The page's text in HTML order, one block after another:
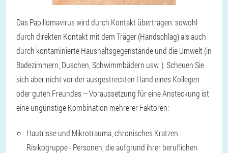
Das Papillomavirus wird durch Kontakt übertragen: sowohl
durch direkten Kontakt mit dem Träger (Handschlag) als auch
durch kontaminierte Haushaltsgegenstände und die Umwelt (in
Badezimmern, Duschen, Schwimmbädern usw. ). Scheuen Sie
sich aber nicht vor der ausgestreckten Hand eines Kollegen
oder guten Freundes – Voraussetzung für eine Ansteckung ist
eine ungünstige Kombination mehrerer Faktoren:
Hautrisse und Mikrotrauma, chronisches Kratzen.
Risikogruppe - Personen, die aufgrund ihrer beruflichen